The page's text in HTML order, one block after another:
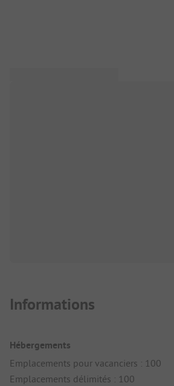
Informations
Hébergements
Emplacements pour vacanciers : 100
Emplacements délimités : 100